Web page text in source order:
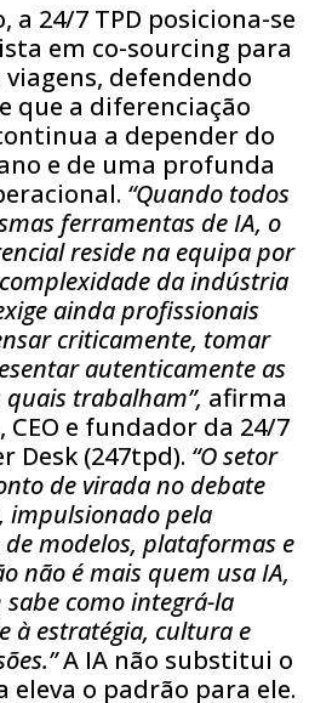
a 24/7 TPD posiciona-se
em co-sourcing para
defendendo
que a diferenciação
a depender do
e de uma profunda
“Quando todos
ferramentas de IA, o
reside na equipa por
da indústria
ainda profissionais
criticamente, tomar
autenticamente as
trabalham”, afirma
e fundador da 24/7
Desk (247tpd). “O setor
de virada no debate
impulsionado pela
modelos, plataformas e
não é mais quem usa IA,
como integrá-la
à estratégia, cultura e
A IA não substitui o
eleva o padrão para ele.